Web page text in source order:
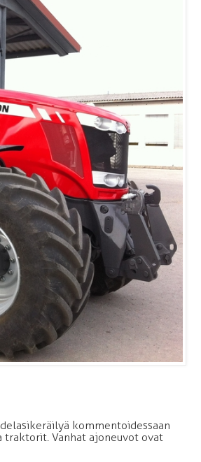
kommentoidessaan
Vanhat ajoneuvot ovat